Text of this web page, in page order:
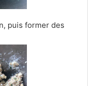
puis former des